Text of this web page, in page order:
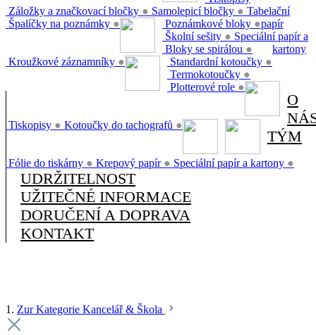
Záložky a značkovací bločky ● Samolepicí bločky ●
Špalíčky na poznámky ● Poznámkové bloky ●
Školní sešity ●
Bloky se spirálou ●
Kroužkové záznamníky ● Standardní kotoučky ●
Termokotoučky ●
Plotterové role ●
Tiskopisy ● Kotoučky do tachografů ●
Tabelační
papír
Speciální papír a
kartony
Fólie do tiskárny ● Krepový papír ● Speciální papír a kartony ●
O
TÝM
UDRŽITELNOST
UŽITEČNÉ INFORMACE
DORUČENÍ A DOPRAVA
KONTAKT
1. Zur Kategorie Kancelář & Škola